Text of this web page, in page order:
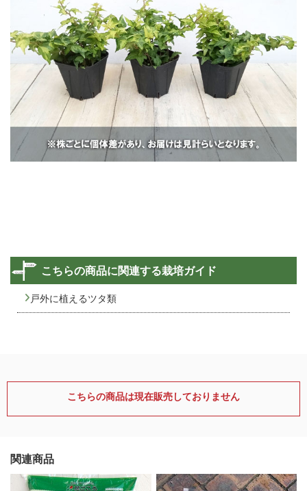
こちらの商品に関連する栽培ガイド
戸外に植えるツタ類
こちらの商品は現在販売しておりません
関連商品